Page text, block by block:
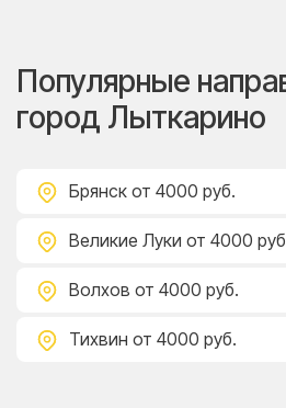
Популярные
город Лыткарино
Брянск от 4000 руб.
Великие Луки от 4000
Волхов от 4000 руб.
Тихвин от 4000 руб.